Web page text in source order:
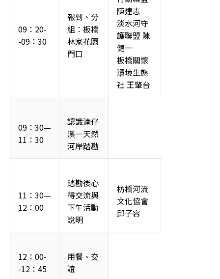
09：20-
-09：30
報到、分
組：板橋
林家花園
門口
陳建志
淡水河守
護聯盟 陳
健一
板橋關懷
環境生態
社 王肇台
09：30—
11：30
認識湳仔
溪—天然
河岸踏勘
11：30—
12：00
踏勘後心
得交流與
下午活動
說明
枋橋河流
文化協會
邱子容
12：00-
-12：45
用餐、交
誼